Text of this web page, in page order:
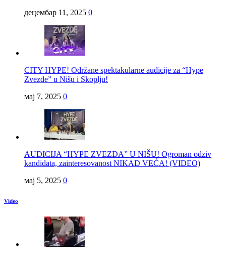
децембар 11, 2025 0
CITY HYPE! Održane spektakularne audicije za “Hype
Zvezde” u Nišu i Skoplju!
мај 7, 2025 0
AUDICIJA “HYPE ZVEZDA” U NIŠU! Ogroman odziv
kandidata, zainteresovanost NIKAD VEĆA! (VIDEO)
мај 5, 2025 0
Video